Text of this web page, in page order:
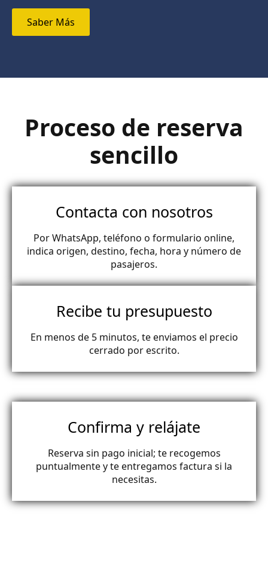
Saber Más
Proceso de reserva
sencillo
Contacta con nosotros
Por WhatsApp, teléfono o formulario online,
indica origen, destino, fecha, hora y número de
pasajeros.
Recibe tu presupuesto
En menos de 5 minutos, te enviamos el precio
cerrado por escrito.
Confirma y relájate
Reserva sin pago inicial; te recogemos
puntualmente y te entregamos factura si la
necesitas.